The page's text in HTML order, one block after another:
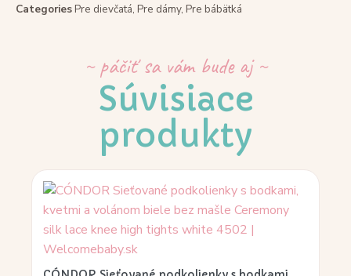
CategoriesPre dievčatá, Pre dámy, Pre bábätká
~ páčiť sa vám bude aj ~
Súvisiace
produkty